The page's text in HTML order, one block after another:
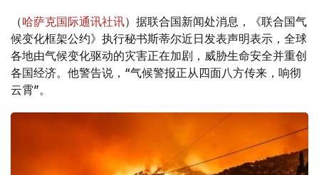
（哈萨克国际通讯社讯）据联合国新闻处消息，《联合国气
候变化框架公约》执行秘书斯蒂尔近日发表声明表示，全球
各地由气候变化驱动的灾害正在加剧，威胁生命安全并重创
各国经济。他警告说，“气候警报正从四面八方传来，响彻
云霄”。